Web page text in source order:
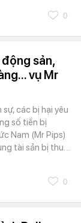
0
sản,
vụ Mr
các bị hại yêu
số tiền bị
Nam (Mr Pips)
tài sản bị thu…
0